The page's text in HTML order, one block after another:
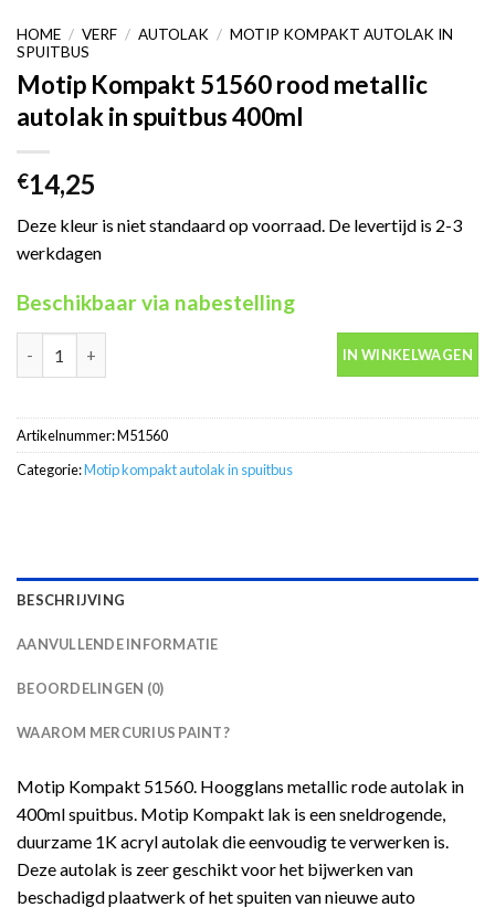
HOME / VERF / AUTOLAK / MOTIP KOMPAKT AUTOLAK IN
SPUITBUS
Motip Kompakt 51560 rood metallic
autolak in spuitbus 400ml
€14,25
Deze kleur is niet standaard op voorraad. De levertijd is 2-3
werkdagen
Beschikbaar via nabestelling
Motip Kompakt 51560 rood metallic autolak in spuitbus 400ml
IN WINKELWAGEN
Artikelnummer:M51560
Categorie:Motip kompakt autolak in spuitbus
BESCHRIJVING
AANVULLENDE INFORMATIE
BEOORDELINGEN (0)
WAAROM MERCURIUS PAINT?
Motip Kompakt 51560. Hoogglans metallic rode autolak in
400ml spuitbus. Motip Kompakt lak is een sneldrogende,
duurzame 1K acryl autolak die eenvoudig te verwerken is.
Deze autolak is zeer geschikt voor het bijwerken van
beschadigd plaatwerk of het spuiten van nieuwe auto